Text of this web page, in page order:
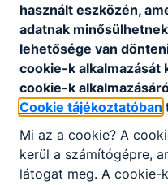
Technikum
és
Szakképző
Iskola
2000
Szentendre,
Római sánc
használt eszközén,
adatnak
lehetősége van
cookie-k alkalmazását
cookie-k
Cookie tájékoztatóban
Mi az a cookie? A
kerül a számítógépre,
látogat meg. A cookie-